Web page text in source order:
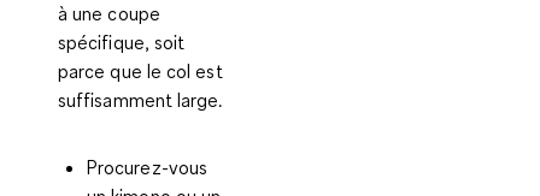
à une coupe
spécifique, soit
parce que le col est
suffisamment large.
Procurez-vous